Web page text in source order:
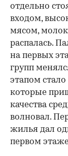
отдельно
входом,
мясом,
распалась.
на первых
групп
этапом
которые
качества
волновал.
жилья дал
первом